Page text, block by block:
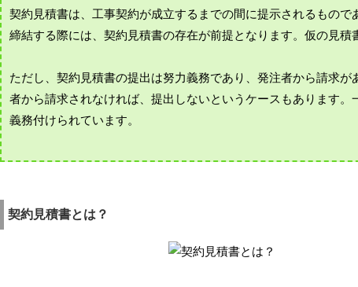
契約見積書は、工事契約が成立するまでの間に提示されるもの
締結する際には、契約見積書の存在が前提となります。仮の見
ただし、契約見積書の提出は努力義務であり、発注者から請求
者から請求されなければ、提出しないというケースもあります
義務付けられています。
契約見積書とは？